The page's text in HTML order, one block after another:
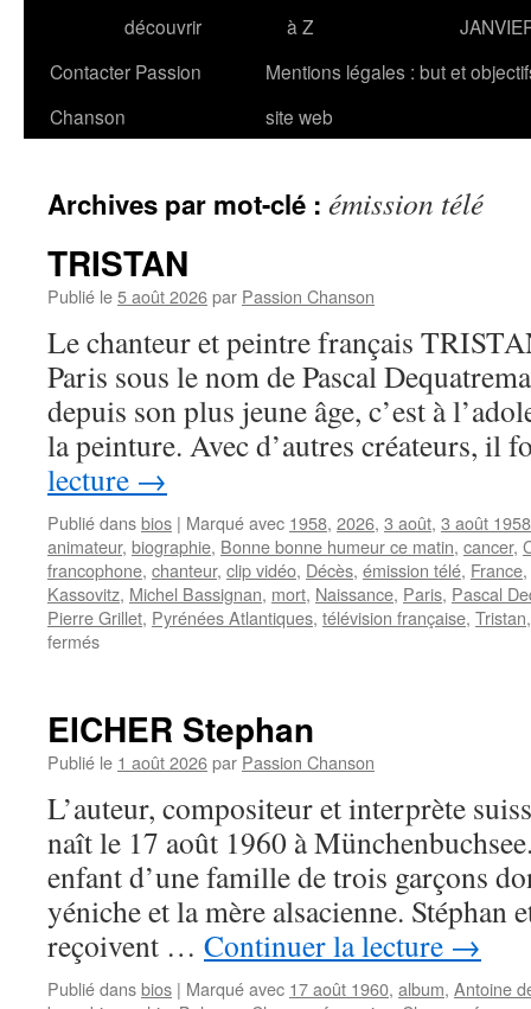
découvrir
à Z
Contacter Passion
Chanson
Mentions légales : but et
site web
Archives par mot-clé : émission télé
TRISTAN
Publié le5 août 2026par Passion Chanson
Le chanteur et peintre français
Paris sous le nom de Pascal
depuis son plus jeune âge, c’est à
la peinture. Avec d’autres créateurs,
lecture →
Publié dansbios | Marqué avec 1958, 2026, 3 août, 3 août 1958
animateur, biographie, Bonne bonne humeur ce matin, cancer,
francophone, chanteur, clip vidéo, Décès, émission télé, France,
Kassovitz, Michel Bassignan, mort, Naissance, Paris, Pascal
Pierre Grillet, Pyrénées Atlantiques, télévision française, Tristan
ferméssur
EICHER Stephan
Publié le 1 août 2026par Passion Chanson
L’auteur, compositeur et interprète
naît le 17 août 1960 à
enfant d’une famille de trois garçons
yéniche et la mère alsacienne. Stéphan
reçoivent … Continuer la lecture →
Publié dansbios | Marqué avec 17 août 1960, album, Antoine